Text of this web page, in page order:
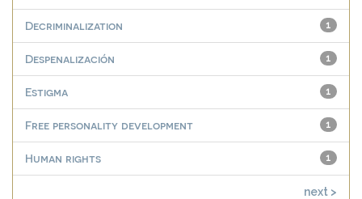
1
Decriminalization
1
Despenalización
1
Estigma
1
Free personality development
1
Human rights
next >